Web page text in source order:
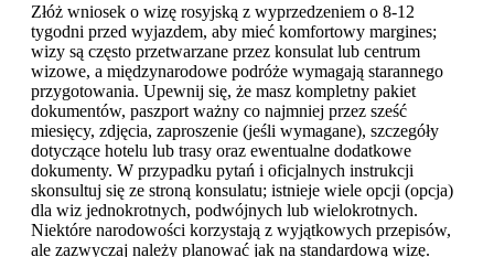
Złóż wniosek o wizę rosyjską z wyprzedzeniem o 8-12
tygodni przed wyjazdem, aby mieć komfortowy margines;
wizy są często przetwarzane przez konsulat lub centrum
wizowe, a międzynarodowe podróże wymagają starannego
przygotowania. Upewnij się, że masz kompletny pakiet
dokumentów, paszport ważny co najmniej przez sześć
miesięcy, zdjęcia, zaproszenie (jeśli wymagane), szczegóły
dotyczące hotelu lub trasy oraz ewentualne dodatkowe
dokumenty. W przypadku pytań i oficjalnych instrukcji
skonsultuj się ze stroną konsulatu; istnieje wiele opcji (opcja)
dla wiz jednokrotnych, podwójnych lub wielokrotnych.
Niektóre narodowości korzystają z wyjątkowych przepisów,
ale zazwyczaj należy planować jak na standardową wizę.